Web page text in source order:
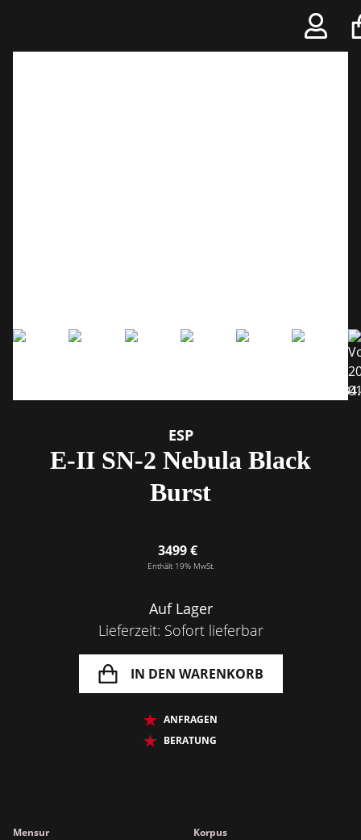
ESP
E-II SN-2 Nebula Black
Burst
3499 €
Enthält 19% MwSt.
Auf Lager
Lieferzeit: Sofort lieferbar
IN DEN WARENKORB
ANFRAGEN
BERATUNG
Mensur Korpus